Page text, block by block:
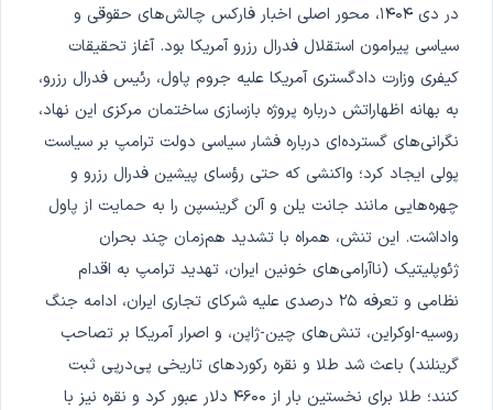
در دی ۱۴۰۴، محور اصلی اخبار فارکس چالش‌های حقوقی و
سیاسی پیرامون استقلال فدرال رزرو آمریکا بود. آغاز تحقیقات
کیفری وزارت دادگستری آمریکا علیه جروم پاول، رئیس فدرال رزرو،
به بهانه اظهاراتش درباره پروژه بازسازی ساختمان مرکزی این نهاد،
نگرانی‌های گسترده‌ای درباره فشار سیاسی دولت ترامپ بر سیاست
پولی ایجاد کرد؛ واکنشی که حتی رؤسای پیشین فدرال رزرو و
چهره‌هایی مانند جانت یلن و آلن گرینسپن را به حمایت از پاول
واداشت. این تنش، همراه با تشدید هم‌زمان چند بحران
ژئوپلیتیک (ناآرامی‌های خونین ایران، تهدید ترامپ به اقدام
نظامی و تعرفه ۲۵ درصدی علیه شرکای تجاری ایران، ادامه جنگ
روسیه-اوکراین، تنش‌های چین-ژاپن، و اصرار آمریکا بر تصاحب
گرینلند) باعث شد طلا و نقره رکوردهای تاریخی پی‌درپی ثبت
کنند؛ طلا برای نخستین بار از ۴۶۰۰ دلار عبور کرد و نقره نیز با